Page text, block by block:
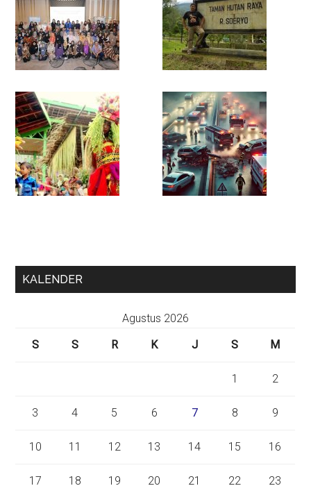
KALENDER
Agustus 2026
S
S R K J S M
1 2
3 4 5 6 7 8 9
10 11 12 13 14 15 16
17 18 19 20 21 22 23